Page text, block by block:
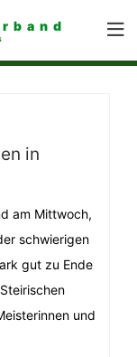
in
am Mittwoch,
schwierigen
gut zu Ende
und